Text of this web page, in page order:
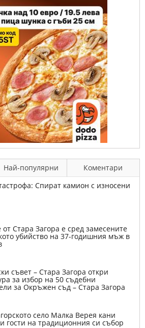
Най-популярни
Коментари
Спират камион с износени
Стара Загора е сред замесените
убийство на 37-годишния мъж в
съвет – Стара Загора откри
за избор на 50 съдебни
за Окръжен съд – Стара Загора
село Малка Верея кани
гости на традиционния си събор